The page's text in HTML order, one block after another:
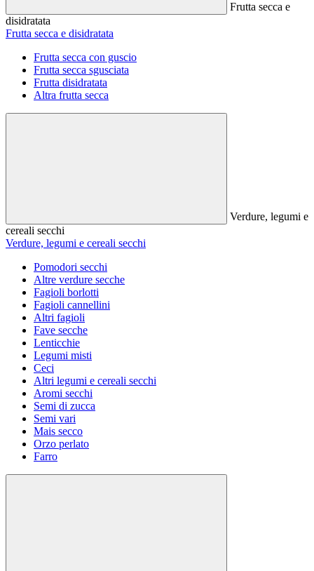
Frutta secca e
disidratata
Frutta secca e disidratata
Frutta secca con guscio
Frutta secca sgusciata
Frutta disidratata
Altra frutta secca
Verdure, legumi e
cereali secchi
Verdure, legumi e cereali secchi
Pomodori secchi
Altre verdure secche
Fagioli borlotti
Fagioli cannellini
Altri fagioli
Fave secche
Lenticchie
Legumi misti
Ceci
Altri legumi e cereali secchi
Aromi secchi
Semi di zucca
Semi vari
Mais secco
Orzo perlato
Farro